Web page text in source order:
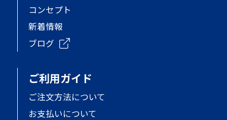
コンセプト
新着情報
ブログ
ご利用ガイド
ご注文方法について
お支払いについて